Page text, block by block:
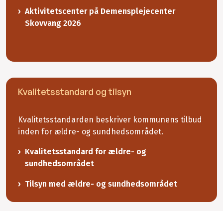
Aktivitetscenter på Demensplejecenter
Skovvang 2026
Kvalitetsstandard og tilsyn
Kvalitetsstandarden beskriver kommunens tilbud
inden for ældre- og sundhedsområdet.
Kvalitetsstandard for ældre- og
sundhedsområdet
Tilsyn med ældre- og sundhedsområdet